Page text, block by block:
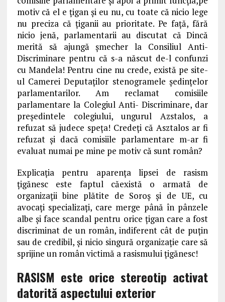
motiv că el e țigan și eu nu, cu toate că nicio lege
nu preciza că țiganii au prioritate. Pe față, fără
nicio jenă, parlamentarii au discutat că Dincă
merită să ajungă șmecher la Consiliul Anti-
Discriminare pentru că s-a născut de-l confunzi
cu Mandela! Pentru cine nu crede, există pe site-
ul Camerei Deputaților stenogramele ședințelor
parlamentarilor. Am reclamat comisiile
parlamentare la Colegiul Anti- Discriminare, dar
președintele colegiului, ungurul Azstalos, a
refuzat să judece speța! Credeți că Asztalos ar fi
refuzat și dacă comisiile parlamentare m-ar fi
evaluat numai pe mine pe motiv că sunt român?
Explicația pentru aparența lipsei de rasism
țigănesc este faptul căexistă o armată de
organizații bine plătite de Soroș și de UE, cu
avocați specializați, care merge până în pânzele
albe și face scandal pentru orice țigan care a fost
discriminat de un român, indiferent cât de puțin
sau de credibil, și nicio singură organizație care să
sprijine un român victimă a rasismului țigănesc!
RASISM este orice stereotip activat
datorită aspectului exterior